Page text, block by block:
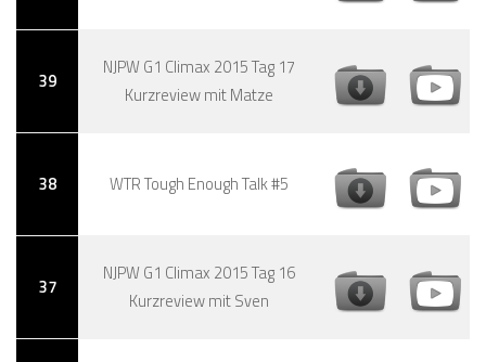
39
NJPW G1 Climax 2015 Tag 17
Kurzreview mit Matze
38 WTR Tough Enough Talk #5
37
NJPW G1 Climax 2015 Tag 16
Kurzreview mit Sven